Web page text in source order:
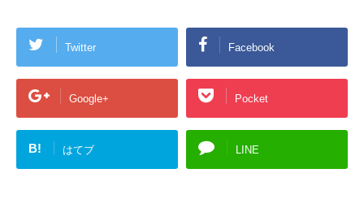
Twitter Facebook
Google+ Pocket
B! はてブ LINE